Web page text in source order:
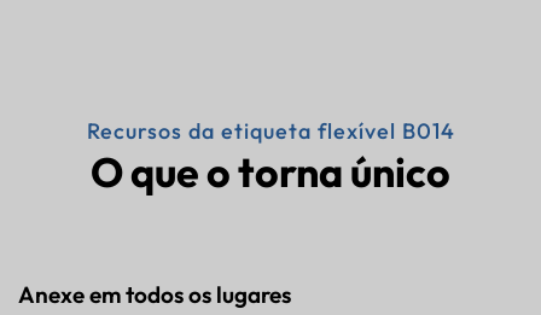
Recursos da etiqueta flexível B014
O que o torna único
Anexe em todos os lugares